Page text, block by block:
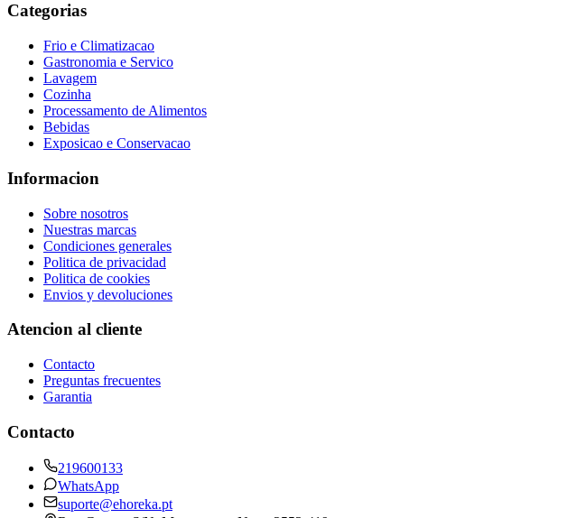
Categorias
Frio e Climatizacao
Gastronomia e Servico
Lavagem
Cozinha
Processamento de Alimentos
Bebidas
Exposicao e Conservacao
Informacion
Sobre nosotros
Nuestras marcas
Condiciones generales
Politica de privacidad
Politica de cookies
Envios y devoluciones
Atencion al cliente
Contacto
Preguntas frecuentes
Garantia
Contacto
219600133
WhatsApp
suporte@ehoreka.pt